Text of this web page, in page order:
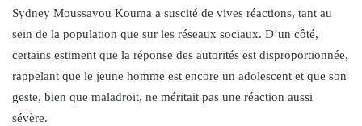
Sydney Moussavou Kouma a suscité de vives réactions, tant au
sein de la population que sur les réseaux sociaux. D’un côté,
certains estiment que la réponse des autorités est disproportionnée,
rappelant que le jeune homme est encore un adolescent et que son
geste, bien que maladroit, ne méritait pas une réaction aussi
sévère.